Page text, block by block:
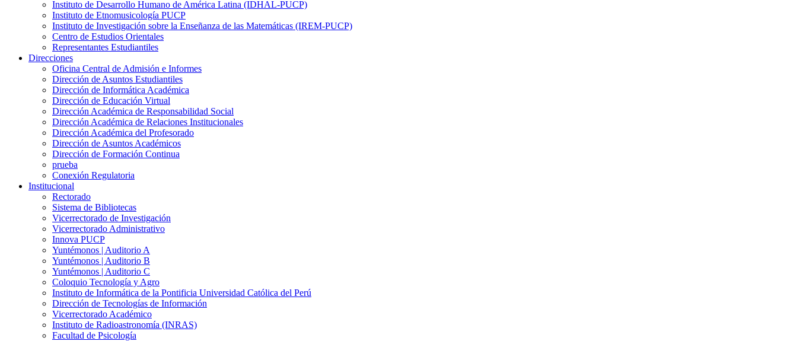
Instituto de Desarrollo Humano de América Latina (IDHAL-PUCP)
Instituto de Etnomusicología PUCP
Instituto de Investigación sobre la Enseñanza de las Matemáticas (IREM-PUCP)
Centro de Estudios Orientales
Representantes Estudiantiles
Direcciones
Oficina Central de Admisión e Informes
Dirección de Asuntos Estudiantiles
Dirección de Informática Académica
Dirección de Educación Virtual
Dirección Académica de Responsabilidad Social
Dirección Académica de Relaciones Institucionales
Dirección Académica del Profesorado
Dirección de Asuntos Académicos
Dirección de Formación Continua
prueba
Conexión Regulatoria
Institucional
Rectorado
Sistema de Bibliotecas
Vicerrectorado de Investigación
Vicerrectorado Administrativo
Innova PUCP
Yuntémonos | Auditorio A
Yuntémonos | Auditorio B
Yuntémonos | Auditorio C
Coloquio Tecnología y Agro
Instituto de Informática de la Pontificia Universidad Católica del Perú
Dirección de Tecnologías de Información
Vicerrectorado Académico
Instituto de Radioastronomía (INRAS)
Facultad de Psicología